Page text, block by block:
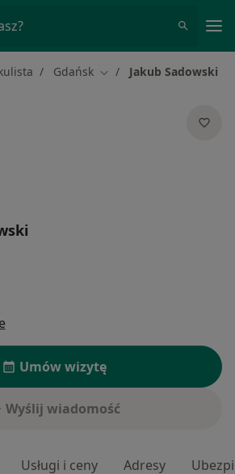
Gdańsk Zmień miasto
Jakub Sadowski
Umów wizytę
Wyślij wiadomość
Usługi i ceny Adresy